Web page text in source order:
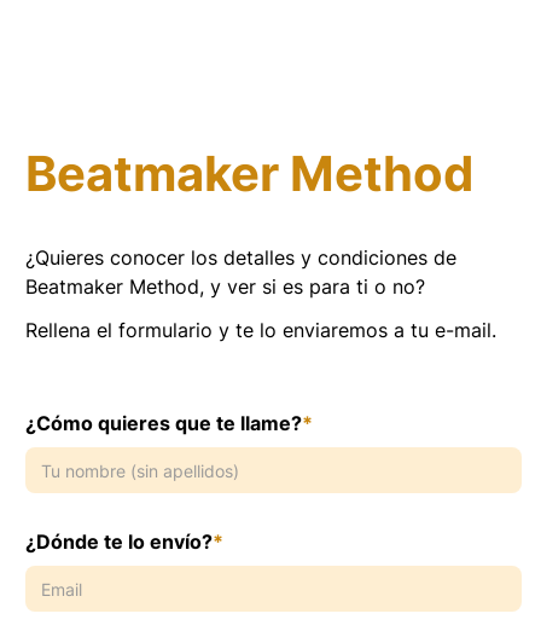
Beatmaker Method
¿Quieres conocer los detalles y condiciones de
Beatmaker Method, y ver si es para ti o no?
Rellena el formulario y te lo enviaremos a tu e-mail.
¿Cómo quieres que te llame?*
¿Dónde te lo envío?*
Contacto
Mezcla & Mástering
Empresa
Aviso legal
FAQ